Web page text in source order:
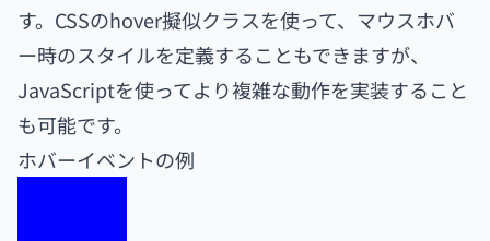
す。CSSのhover擬似クラスを使って、マウスホバ
ー時のスタイルを定義することもできますが、
JavaScriptを使ってより複雑な動作を実装すること
も可能です。
ホバーイベントの例